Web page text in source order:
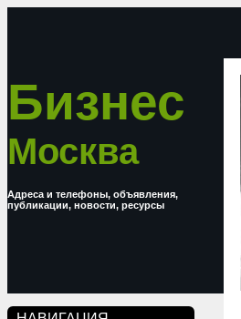
Бизнес
Москва
Адреса и телефоны, объявления,
публикации, новости, ресурсы